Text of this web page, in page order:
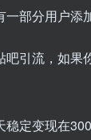
部分用户添
引流，如
定变现在